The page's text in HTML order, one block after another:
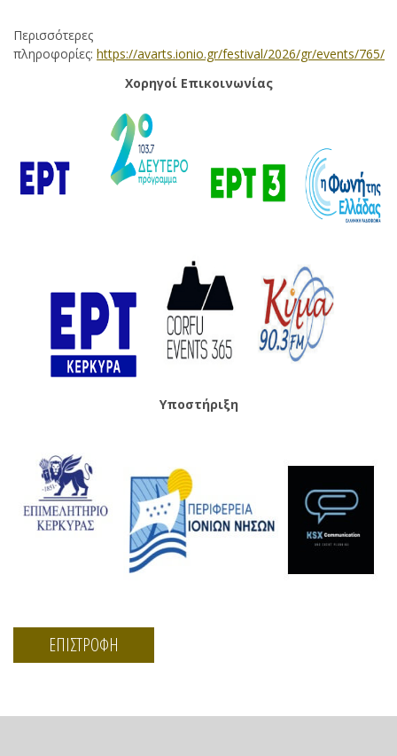
Περισσότερες
πληροφορίες: https://avarts.ionio.gr/festival/2026/gr/events/765/
Χορηγοί Επικοινωνίας
Υποστήριξη
ΕΠΙΣΤΡΟΦΗ